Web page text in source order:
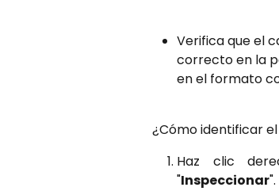
Verifica que el
correcto en la
en el formato
¿Cómo identificar
Haz clic
"Inspeccionar".